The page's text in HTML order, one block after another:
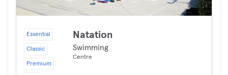
Essential
Classic
Premium
Natation
Swimming
Centre